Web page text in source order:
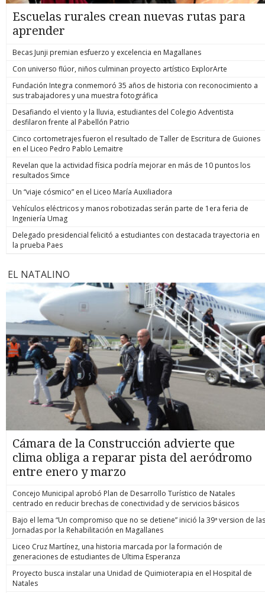
Escuelas rurales crean nuevas rutas para
aprender
Becas Junji premian esfuerzo y excelencia en Magallanes
Con universo flúor, niños culminan proyecto artístico ExplorArte
Fundación Integra conmemoró 35 años de historia con reconocimiento a
sus trabajadores y una muestra fotográfica
Desafiando el viento y la lluvia, estudiantes del Colegio Adventista
desfilaron frente al Pabellón Patrio
Cinco cortometrajes fueron el resultado de Taller de Escritura de Guiones
en el Liceo Pedro Pablo Lemaitre
Revelan que la actividad física podría mejorar en más de 10 puntos los
resultados Simce
Un “viaje cósmico” en el Liceo María Auxiliadora
Vehículos eléctricos y manos robotizadas serán parte de 1era feria de
Ingeniería Umag
Delegado presidencial felicitó a estudiantes con destacada trayectoria en
la prueba Paes
EL NATALINO
Cámara de la Construcción advierte que
clima obliga a reparar pista del aeródromo
entre enero y marzo
Concejo Municipal aprobó Plan de Desarrollo Turístico de Natales
centrado en reducir brechas de conectividad y de servicios básicos
Bajo el lema “Un compromiso que no se detiene” inició la 39ª version de las
Jornadas por la Rehabilitación en Magallanes
Liceo Cruz Martínez, una historia marcada por la formación de
generaciones de estudiantes de Ultima Esperanza
Proyecto busca instalar una Unidad de Quimioterapia en el Hospital de
Natales